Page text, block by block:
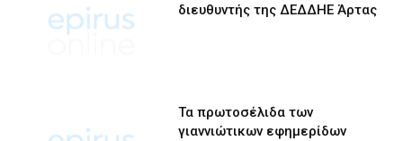
διευθυντής της ΔΕΔΔΗΕ Άρτας
Τα πρωτοσέλιδα των
γιαννιώτικων εφημερίδων